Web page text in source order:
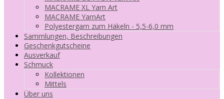
MACRAME XL Yarn Art
MACRAME YarnArt
Polyestergarn zum Häkeln - 5,5-6,0 mm
Sammlungen, Beschreibungen
Geschenkgutscheine
Ausverkauf
Schmuck
Kollektionen
Mittels
Über uns